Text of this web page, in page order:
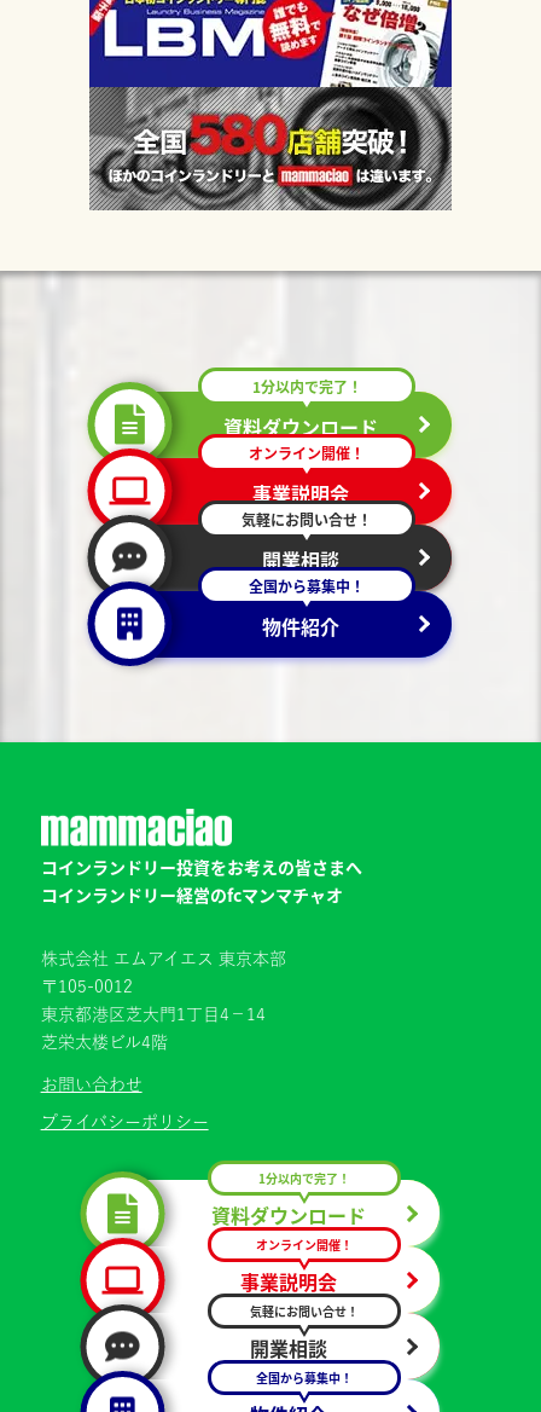
資料ダウンロード
1分以内で完了！
事業説明会
オンライン開催！
開業相談
気軽にお問い合せ！
物件紹介
全国から募集中！
コインランドリー投資をお考えの皆さまへ
コインランドリー経営のfcマンマチャオ
株式会社 エムアイエス 東京本部
〒105-0012
東京都港区芝大門1丁目4−14
芝栄太楼ビル4階
お問い合わせ
プライバシーポリシー
資料ダウンロード
1分以内で完了！
事業説明会
オンライン開催！
開業相談
気軽にお問い合せ！
全国から募集中！